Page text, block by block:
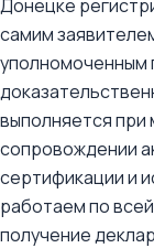
Донецке
самим
уполномоченным
выполняется при
сопровождении
сертификации и
работаем по
получение